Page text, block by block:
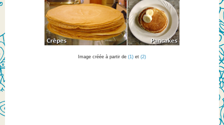
Image créée à partir de (1) et (2)